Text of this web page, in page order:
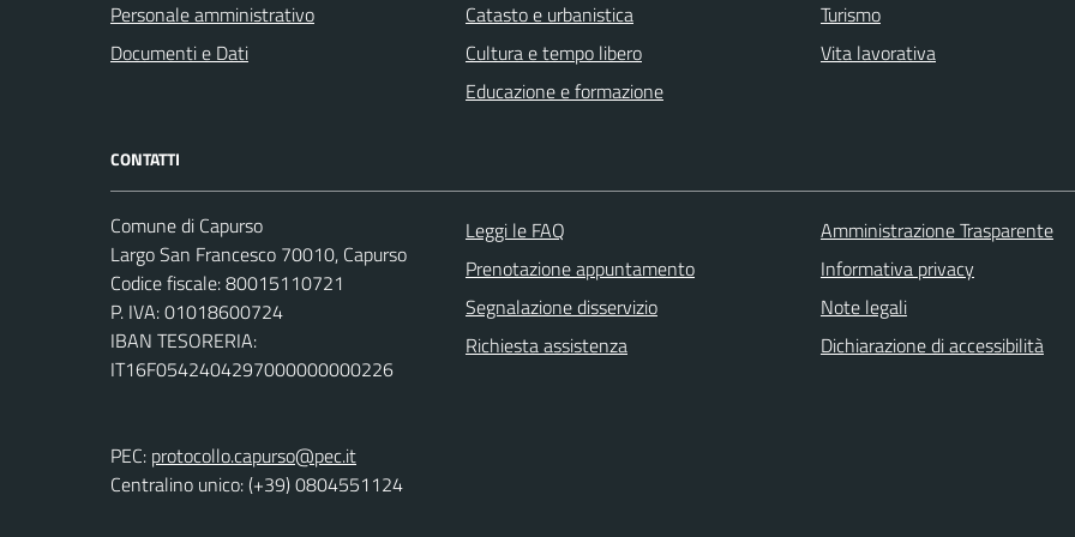
Personale amministrativo
Documenti e Dati
Catasto e urbanistica
Cultura e tempo libero
Educazione e formazione
Turismo
Vita lavorativa
CONTATTI
Comune di Capurso
Largo San Francesco 70010, Capurso
Codice fiscale: 80015110721
P. IVA: 01018600724
IBAN TESORERIA:
IT16F0542404297000000000226
PEC: protocollo.capurso@pec.it
Centralino unico: (+39) 0804551124
Leggi le FAQ
Prenotazione appuntamento
Segnalazione disservizio
Richiesta assistenza
Amministrazione Trasparente
Informativa privacy
Note legali
Dichiarazione di accessibilità